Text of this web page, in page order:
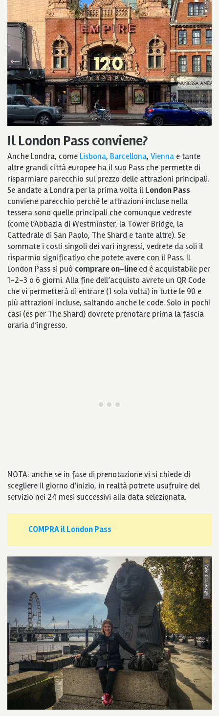
Il London Pass conviene?
Anche Londra, come Lisbona, Barcellona, Vienna e tante
altre grandi città europee ha il suo Pass che permette di
risparmiare parecchio sul prezzo delle attrazioni principali.
Se andate a Londra per la prima volta ilLondon Pass
conviene parecchio perchè le attrazioni incluse nella
tessera sono quelle principali che comunque vedreste
(come l’Abbazia di Westminster, la Tower Bridge, la
Cattedrale di San Paolo, The Shard e tante altre). Se
sommate i costi singoli dei vari ingressi, vedrete da soli il
risparmio significativo che potete avere con il Pass. Il
London Pass si può comprare on-lineed è acquistabile per
1-2-3 o 6 giorni. Alla fine dell’acquisto avrete un QR Code
che vi permetterà di entrare (1 sola volta) in tutte le 90 e
più attrazioni incluse, saltando anche le code. Solo in pochi
casi (es per The Shard) dovrete prenotare prima la fascia
oraria d’ingresso.
NOTA: anche se in fase di prenotazione vi si chiede di
scegliere il giorno d’inizio, in realtà potrete usufruire del
servizio nei 24 mesi successivi alla data selezionata.
COMPRA il London Pass